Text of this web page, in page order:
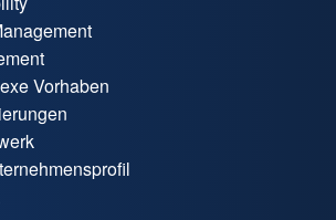
Vorhaben